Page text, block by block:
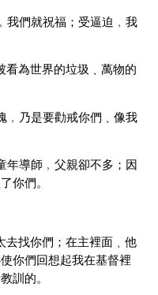
我們就祝福；受逼迫﹐我
看為世界的垃圾﹑萬物的
﹐乃是要勸戒你們﹑像我
年導師﹐父親卻不多；因
你們。
去找你們；在主裡面﹑他
你們回想起我在基督裡
訓的。